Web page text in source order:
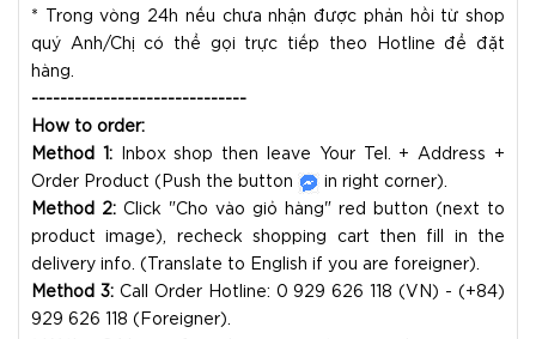
* Trong vòng 24h nếu chưa nhận được phản hồi từ shop
quý Anh/Chị có thể gọi trực tiếp theo Hotline để đặt
hàng.
------------------------------
How to order:
Method 1:Inbox shop then leave Your Tel. + Address +
Order Product (Push the button
in right corner).
Method 2: Click "Cho vào giỏ hàng" red button (next to
product image), recheck shopping cart then fill in the
delivery info. (Translate to English if you are foreigner).
Method 3: Call Order Hotline: 0 929 626 118 (VN) - (+84)
929 626 118 (Foreigner).